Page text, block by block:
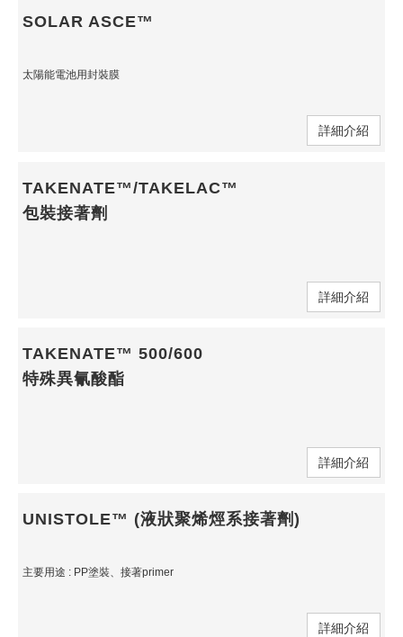
SOLAR ASCE™
太陽能電池用封裝膜
詳細介紹
TAKENATE™/TAKELAC™
包裝接著劑
詳細介紹
TAKENATE™ 500/600
特殊異氰酸酯
詳細介紹
UNISTOLE™ (液狀聚烯烴系接著劑)
主要用途 : PP塗裝、接著primer
詳細介紹